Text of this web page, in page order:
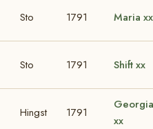
Sto 1791 Maria xx
Sto 1791 Shift xx
Hingst 1791
xx